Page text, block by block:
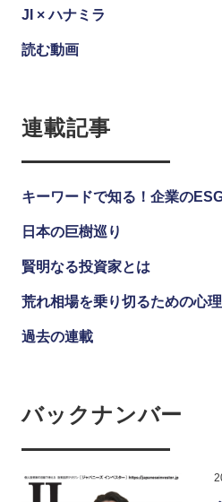
JI × ハナミラ
読む動画
連載記事
キーワードで知る！企業の
日本の巨樹巡り
賢明なる投資家とは
荒れ相場を乗り切るための心
過去の連載
バックナンバー